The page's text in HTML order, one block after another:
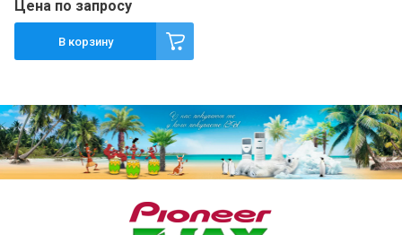
Цена по запросу
В корзину